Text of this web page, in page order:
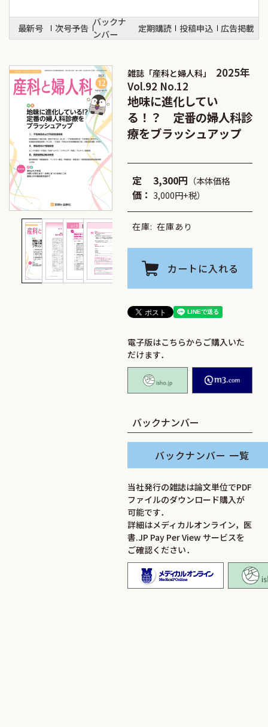
最新号 次号予告
バックナ
ンバー
定期購読 投稿申込 広告掲載
雑誌「産科と婦人科」
2025年
Vol.92 No.12
地味に進化してい
る！？ 定番の婦人科診
療をブラッシュアップ
定
価：
3,300円 （本体価格
3,000円+税）
在庫: 在庫あり
カートに入れる
電子版はこちらからご購入いた
だけます．
isho.jp
バックナンバー
バックナンバー 一覧
当社発行の雑誌は論文単位でPDF
ファイルのダウンロード購入が
可能です．
詳細はメディカルオンライン，医
書.JP Pay Per View サービスを
ご確認ください．
メディ